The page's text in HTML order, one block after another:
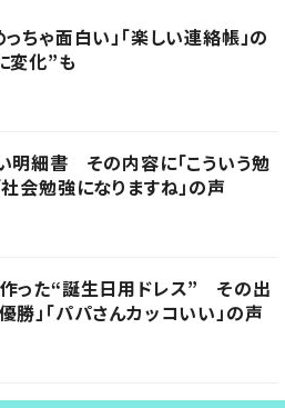
ちゃ面白い」「楽しい連絡帳」の
変化”も
明細書 その内容に「こういう勉
会勉強になりますね」の声
った“誕生日用ドレス” その出
」「パパさんカッコいい」の声